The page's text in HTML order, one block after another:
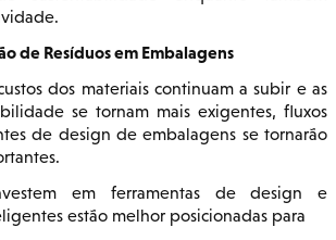
de Resíduos em Embalagens
dos materiais continuam a subir e as
se tornam mais exigentes, fluxos
de design de embalagens se tornarão
em ferramentas de design e
estão melhor posicionadas para